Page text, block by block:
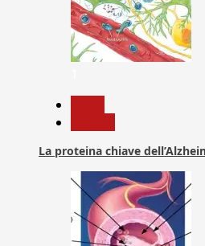
La proteina chiave